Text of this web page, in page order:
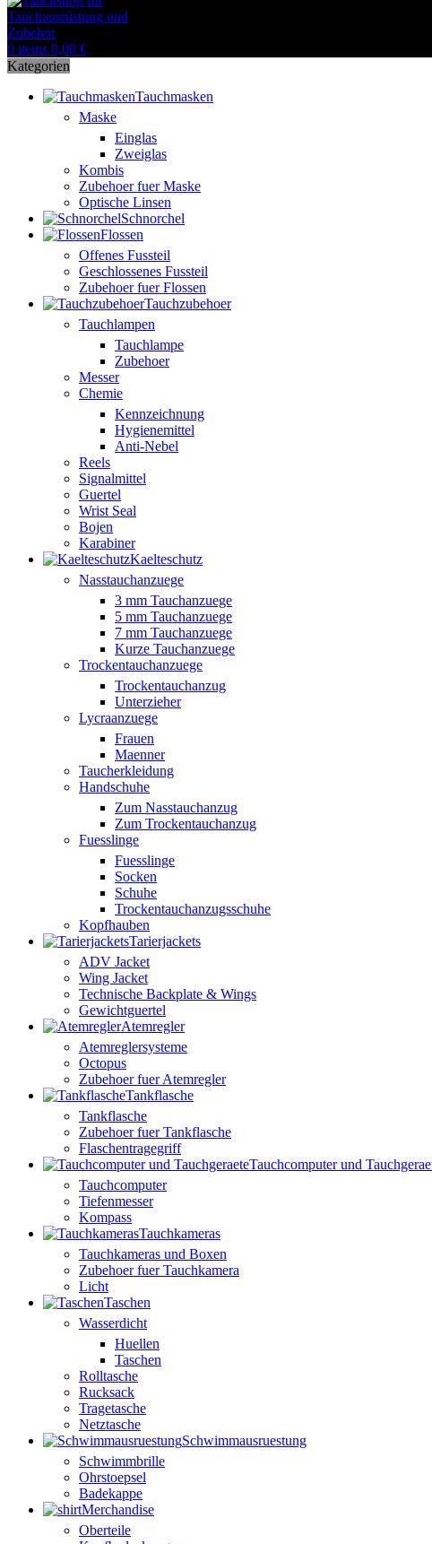
0 items 0,00 €
Kategorien
Tauchmasken
Maske
Einglas
Zweiglas
Kombis
Zubehoer fuer Maske
Optische Linsen
Schnorchel
Flossen
Offenes Fussteil
Geschlossenes Fussteil
Zubehoer fuer Flossen
Tauchzubehoer
Tauchlampen
Tauchlampe
Zubehoer
Messer
Chemie
Kennzeichnung
Hygienemittel
Anti-Nebel
Reels
Signalmittel
Guertel
Wrist Seal
Bojen
Karabiner
Kaelteschutz
Nasstauchanzuege
3 mm Tauchanzuege
5 mm Tauchanzuege
7 mm Tauchanzuege
Kurze Tauchanzuege
Trockentauchanzuege
Trockentauchanzug
Unterzieher
Lycraanzuege
Frauen
Maenner
Taucherkleidung
Handschuhe
Zum Nasstauchanzug
Zum Trockentauchanzug
Fuesslinge
Fuesslinge
Socken
Schuhe
Trockentauchanzugsschuhe
Kopfhauben
Tarierjackets
ADV Jacket
Wing Jacket
Technische Backplate & Wings
Gewichtguertel
Atemregler
Atemreglersysteme
Octopus
Zubehoer fuer Atemregler
Tankflasche
Tankflasche
Zubehoer fuer Tankflasche
Flaschentragegriff
Tauchcomputer und
Tauchcomputer
Tiefenmesser
Kompass
Tauchkameras
Tauchkameras und Boxen
Zubehoer fuer Tauchkamera
Licht
Taschen
Wasserdicht
Huellen
Taschen
Rolltasche
Rucksack
Tragetasche
Netztasche
Schwimmausruestung
Schwimmbrille
Ohrstoepsel
Badekappe
Merchandise
Oberteile